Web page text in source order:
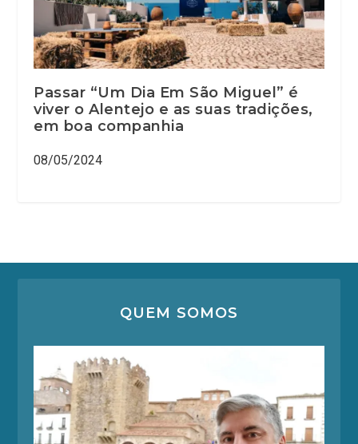
Passar “Um Dia Em São Miguel” é
viver o Alentejo e as suas tradições,
em boa companhia
08/05/2024
QUEM SOMOS